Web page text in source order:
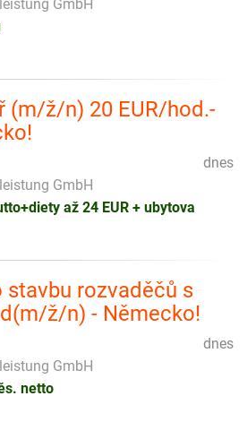
GmbH
(m/ž/n) 20 EUR/hod.-
dnes
GmbH
až 24 EUR + ubytova
stavbu rozvaděčů s
ž/n) - Německo!
dnes
GmbH
netto